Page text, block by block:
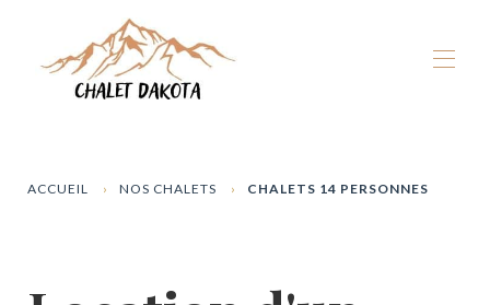
Nos chalets ▾
ACCUEIL NOS CHALETS CHALETS 14 PERSONNES